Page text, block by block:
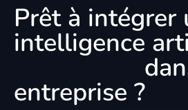
Prêt à intégrer
intelligence
entreprise ?